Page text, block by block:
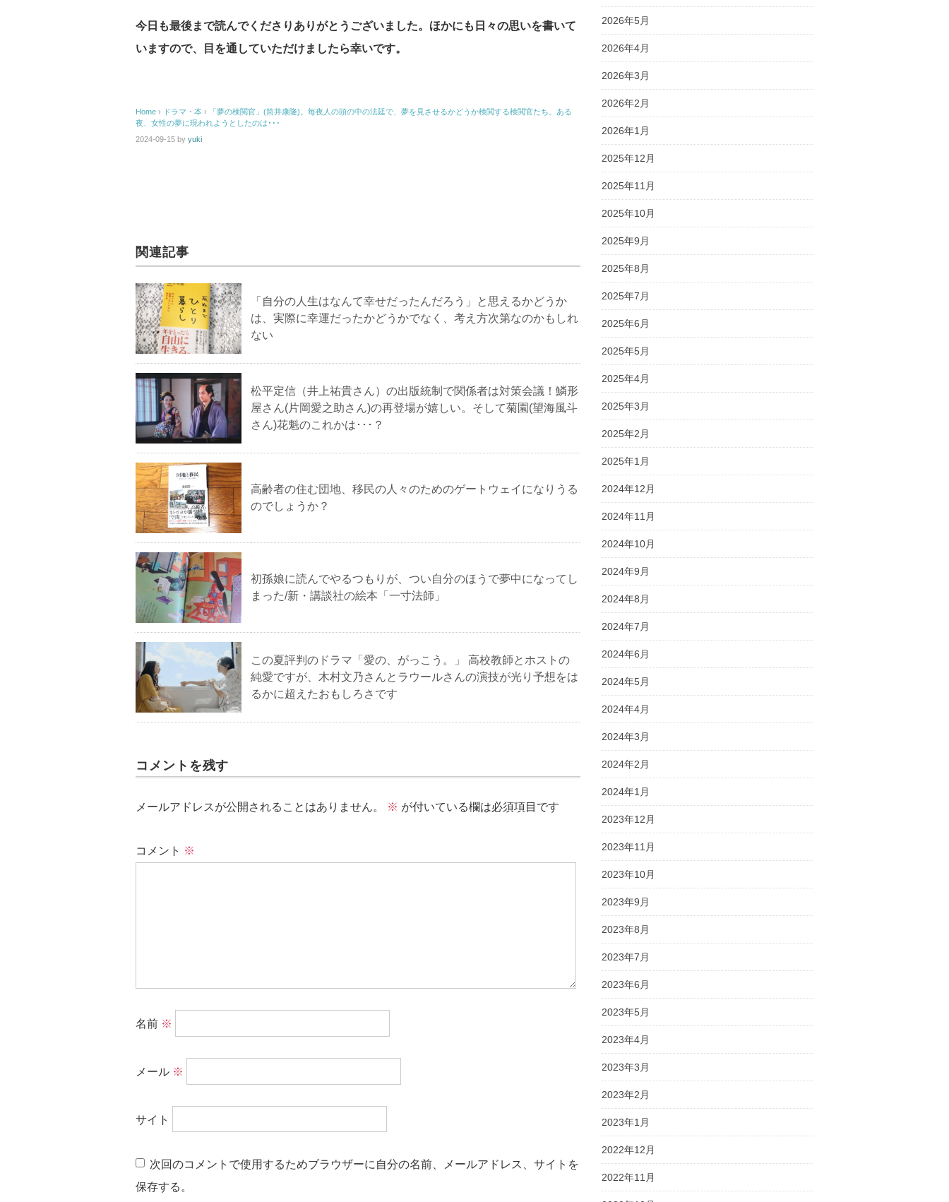
今日も最後まで読んでくださりありがとうございました。ほかにも日々の思いを書いて
いますので、目を通していただけましたら幸いです。
Home › ドラマ・本 ›
「夢の検閲官」(筒井康隆)。毎夜人の頭の中の法廷で、夢を見させるかどうか検閲する検閲官たち。ある
夜、女性の夢に現われようとしたのは･･･
2024-09-15 by yuki
関連記事
「自分の人生はなんて幸せだったんだろう」と思えるかどうか
は、実際に幸運だったかどうかでなく、考え方次第なのかもしれ
ない
松平定信（井上祐貴さん）の出版統制で関係者は対策会議！鱗形
屋さん(片岡愛之助さん)の再登場が嬉しい。そして菊園(望海風斗
さん)花魁のこれかは･･･？
高齢者の住む団地、移民の人々のためのゲートウェイになりうる
のでしょうか？
初孫娘に読んでやるつもりが、つい自分のほうで夢中になってし
まった/新・講談社の絵本「一寸法師」
この夏評判のドラマ「愛の、がっこう。」 高校教師とホストの
純愛ですが、木村文乃さんとラウールさんの演技が光り予想をは
るかに超えたおもしろさです
コメントを残す
メールアドレスが公開されることはありません。 ※ が付いている欄は必須項目です
コメント ※
名前 ※
メール ※
サイト
次回のコメントで使用するためブラウザーに自分の名前、メールアドレス、サイトを
保存する。
2026年5月
2026年4月
2026年3月
2026年2月
2026年1月
2025年12月
2025年11月
2025年10月
2025年9月
2025年8月
2025年7月
2025年6月
2025年5月
2025年4月
2025年3月
2025年2月
2025年1月
2024年12月
2024年11月
2024年10月
2024年9月
2024年8月
2024年7月
2024年6月
2024年5月
2024年4月
2024年3月
2024年2月
2024年1月
2023年12月
2023年11月
2023年10月
2023年9月
2023年8月
2023年7月
2023年6月
2023年5月
2023年4月
2023年3月
2023年2月
2023年1月
2022年12月
2022年11月